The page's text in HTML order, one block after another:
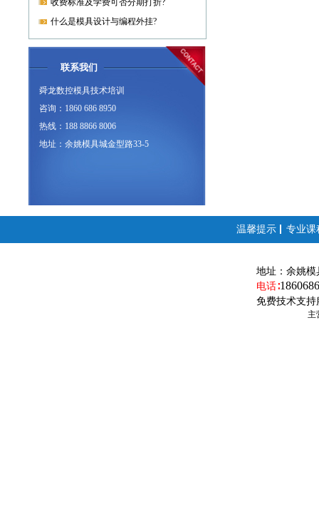
收费标准及学费可否分期打折?
什么是模具设计与编程外挂?
联系我们
舜龙数控模具技术培训
咨询：1860 686 8950
热线：188 8866 8006
地址：余姚模具城金型路33-5
温馨提示 专业课
地址： 余姚模
电话∶
免费技术支持
主